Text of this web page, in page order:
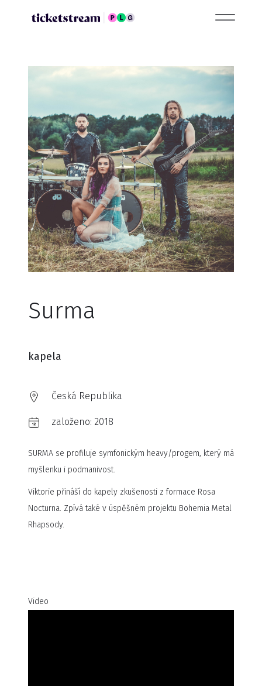
Surma
kapela
Česká Republika
založeno: 2018
SURMA se profiluje symfonickým heavy/progem, který má
myšlenku i podmanivost.
Viktorie přináší do kapely zkušenosti z formace Rosa
Nocturna. Zpívá také v úspěšném projektu Bohemia Metal
Rhapsody.
Video